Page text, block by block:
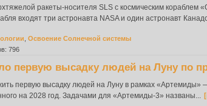
ракеты-носителя SLS с космическим
входят три астронавта NASA и один астронавт
Освоение Солнечной системы
796
первую высадку людей на Луну по
первую высадку людей на Луну в рамках «Артемиды»
на 2028 год. Задачами для «Артемиды-3» названы...